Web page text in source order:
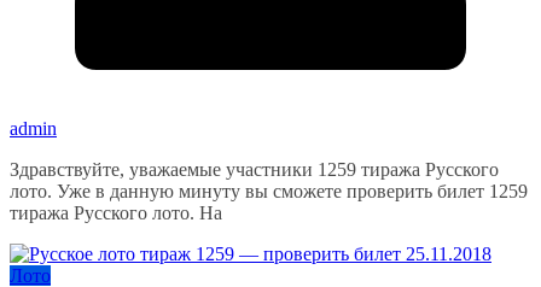
admin
Здравствуйте, уважаемые участники 1259 тиража Русского
лото. Уже в данную минуту вы сможете проверить билет 1259
тиража Русского лото. На
Лото